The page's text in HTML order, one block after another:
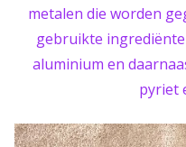
metalen die worden
gebruikte
aluminium en
pyriet